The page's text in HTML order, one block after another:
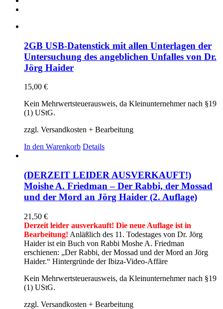
2GB USB-Datenstick mit allen Unterlagen der
Untersuchung des angeblichen Unfalles von Dr.
Jörg Haider
15,00 €
Kein Mehrwertsteuerausweis, da Kleinunternehmer nach §19
(1) UStG.
zzgl. Versandkosten + Bearbeitung
In den Warenkorb Details
(DERZEIT LEIDER AUSVERKAUFT!)
Moishe A. Friedman – Der Rabbi, der Mossad
und der Mord an Jörg Haider (2. Auflage)
21,50 €
Derzeit leider ausverkauft! Die neue Auflage ist in
Bearbeitung! Anläßlich des 11. Todestages von Dr. Jörg
Haider ist ein Buch von Rabbi Moshe A. Friedman
erschienen: „Der Rabbi, der Mossad und der Mord an Jörg
Haider.“ Hintergründe der Ibiza-Video-Affäre
Kein Mehrwertsteuerausweis, da Kleinunternehmer nach §19
(1) UStG.
zzgl. Versandkosten + Bearbeitung